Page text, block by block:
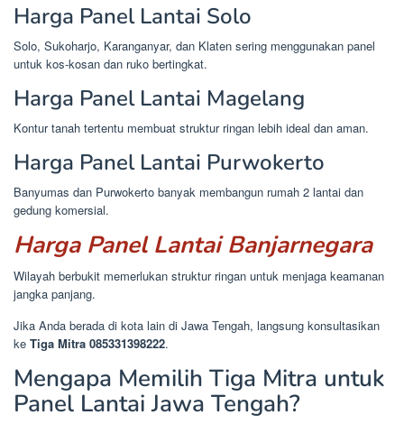
Harga Panel Lantai Solo
Solo, Sukoharjo, Karanganyar, dan Klaten sering menggunakan panel
untuk kos-kosan dan ruko bertingkat.
Harga Panel Lantai Magelang
Kontur tanah tertentu membuat struktur ringan lebih ideal dan aman.
Harga Panel Lantai Purwokerto
Banyumas dan Purwokerto banyak membangun rumah 2 lantai dan
gedung komersial.
Harga Panel Lantai Banjarnegara
Wilayah berbukit memerlukan struktur ringan untuk menjaga keamanan
jangka panjang.
Jika Anda berada di kota lain di Jawa Tengah, langsung konsultasikan
ke Tiga Mitra 085331398222.
Mengapa Memilih Tiga Mitra untuk
Panel Lantai Jawa Tengah?